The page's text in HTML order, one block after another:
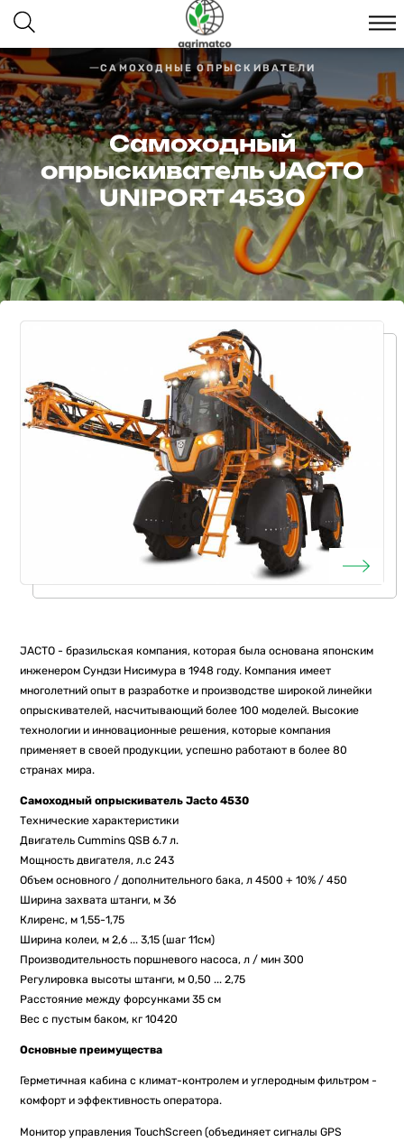
САМОХОДНЫЕ ОПРЫСКИВАТЕЛИ
Самоходный
опрыскиватель JACTO
UNIPORT 4530
JACTO - бразильская компания, которая была основана японским
инженером Сундзи Нисимура в 1948 году. Компания имеет
многолетний опыт в разработке и производстве широкой линейки
опрыскивателей, насчитывающий более 100 моделей. Высокие
технологии и инновационные решения, которые компания
применяет в своей продукции, успешно работают в более 80
странах мира.
Самоходный опрыскиватель Jacto 4530
Технические характеристики
Двигатель Cummins QSB 6.7 л.
Мощность двигателя, л.с 243
Объем основного / дополнительного бака, л 4500 + 10% / 450
Ширина захвата штанги, м 36
Клиренс, м 1,55-1,75
Ширина колеи, м 2,6 ... 3,15 (шаг 11см)
Производительность поршневого насоса, л / мин 300
Регулировка высоты штанги, м 0,50 ... 2,75
Расстояние между форсунками 35 см
Вес с пустым баком, кг 10420
Основные преимущества
Герметичная кабина с климат-контролем и углеродным фильтром -
комфорт и эффективность оператора.
Монитор управления TouchScreen (объединяет сигналы GPS